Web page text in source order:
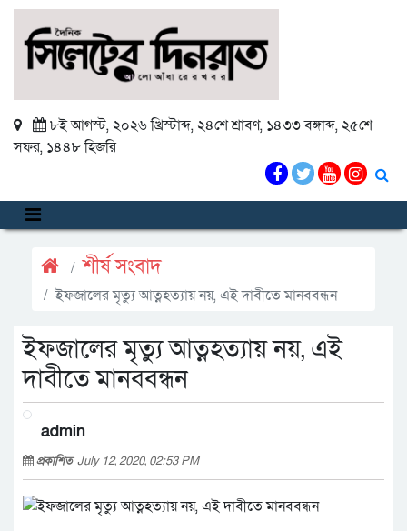
৮ই আগস্ট, ২০২৬ খ্রিস্টাব্দ, ২৪শে শ্রাবণ, ১৪৩৩ বঙ্গাব্দ, ২৫শে
সফর, ১৪৪৮ হিজরি
শীর্ষ সংবাদ
ইফজালের মৃত্যু আত্নহত্যায় নয়, এই দাবীতে মানববন্ধন
ইফজালের মৃত্যু আত্নহত্যায় নয়, এই
দাবীতে মানববন্ধন
admin
প্রকাশিতJuly 12, 2020, 02:53 PM